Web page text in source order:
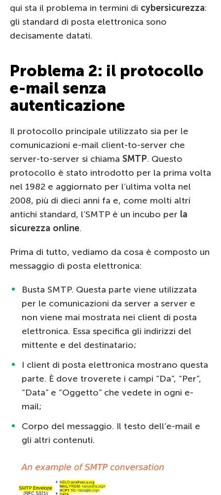
qui sta il problema in termini di cybersicurezza:
gli standard di posta elettronica sono
decisamente datati.
Problema 2: il protocollo
e-mail senza
autenticazione
Il protocollo principale utilizzato sia per le
comunicazioni e-mail client-to-server che
server-to-server si chiama SMTP. Questo
protocollo è stato introdotto per la prima volta
nel 1982 e aggiornato per l’ultima volta nel
2008, più di dieci anni fa e, come molti altri
antichi standard, l’SMTP è un incubo per la
sicurezza online.
Prima di tutto, vediamo da cosa è composto un
messaggio di posta elettronica:
Busta SMTP. Questa parte viene utilizzata
per le comunicazioni da server a server e
non viene mai mostrata nei client di posta
elettronica. Essa specifica gli indirizzi del
mittente e del destinatario;
I client di posta elettronica mostrano questa
parte. È dove troverete i campi “Da”, “Per”,
“Data” e “Oggetto” che vedete in ogni e-
mail;
Corpo del messaggio. Il testo dell’e-mail e
gli altri contenuti.